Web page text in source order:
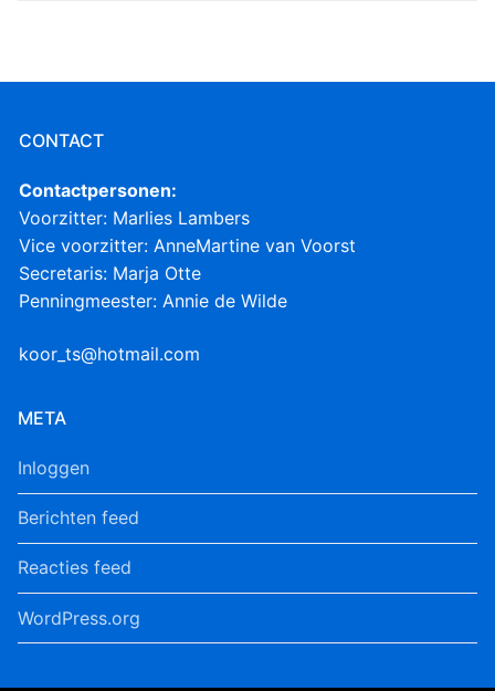
CONTACT
Contactpersonen:
Voorzitter: Marlies Lambers
Vice voorzitter: AnneMartine van Voorst
Secretaris: Marja Otte
Penningmeester: Annie de Wilde
koor_ts@hotmail.com
META
Inloggen
Berichten feed
Reacties feed
WordPress.org